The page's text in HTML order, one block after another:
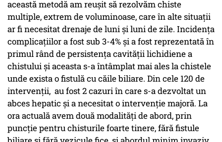
această metodă am reușit să rezolvăm chiste
multiple, extrem de voluminoase, care în alte situații
ar fi necesitat drenaje de luni și luni de zile. Incidența
complicațiilor a fost sub 3-4% și a fost reprezentată în
primul rând de persistența cavității lichidiene a
chistului și aceasta s-a întâmplat mai ales la chistele
unde exista o fistulă cu căile biliare. Din cele 120 de
intervenții, au fost 2 cazuri în care s-a dezvoltat un
abces hepatic și a necesitat o intervenție majoră. La
ora actuală avem două modalități de abord, prin
puncție pentru chisturile foarte tinere, fără fistule